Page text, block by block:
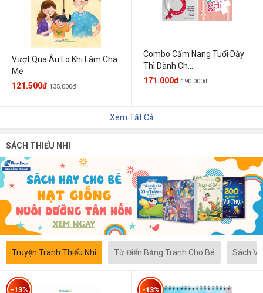
Vượt Qua Âu Lo Khi Làm Cha
Mẹ
121.500đ 135.000đ
Combo Cẩm Nang Tuổi Dậy
Thì Dành Ch...
171.000đ 190.000đ
Xem Tất Cả
SÁCH THIẾU NHI
Truyện Tranh Thiếu Nhi Từ Điển Bằng Tranh Cho Bé Sách
-13% -13%